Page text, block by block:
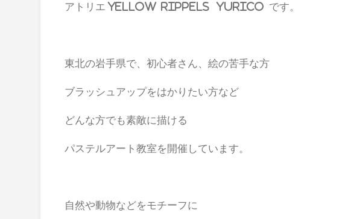
アトリエ yellow rippels yurico です。
東北の岩手県で、初心者さん、絵の苦手な方
ブラッシュアップをはかりたい方など
どんな方でも素敵に描ける
パステルアート教室を開催しています。
自然や動物などをモチーフに